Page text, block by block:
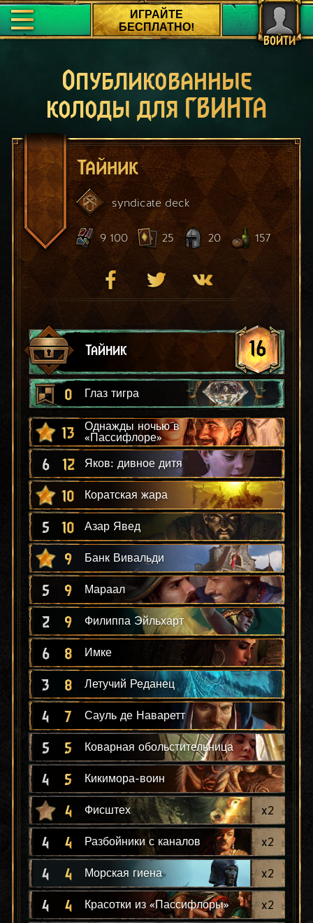
ВОЙТИ
ИГРАЙТЕ
БЕСПЛАТНО!
Опубликованные
колоды для ГВИНТА
Тайник
syndicate deck
9 100 25 20 157
Тайник 16
0 Глаз тигра
13
Однажды ночью в
«Пассифлоре»
6 12 Яков: дивное дитя
10 Коратская жара
5 10 Азар Явед
9 Банк Вивальди
5 9 Мараал
2 9 Филиппа Эйльхарт
6 8 Имке
3 8 Летучий Реданец
4 7 Сауль де Наваретт
5 5 Коварная обольстительница
4 5 Кикимора-воин
4 Фисштех x2
4 4 Разбойники с каналов x2
4 4 Морская гиена x2
4 4 Красотки из «Пассифлоры» x2